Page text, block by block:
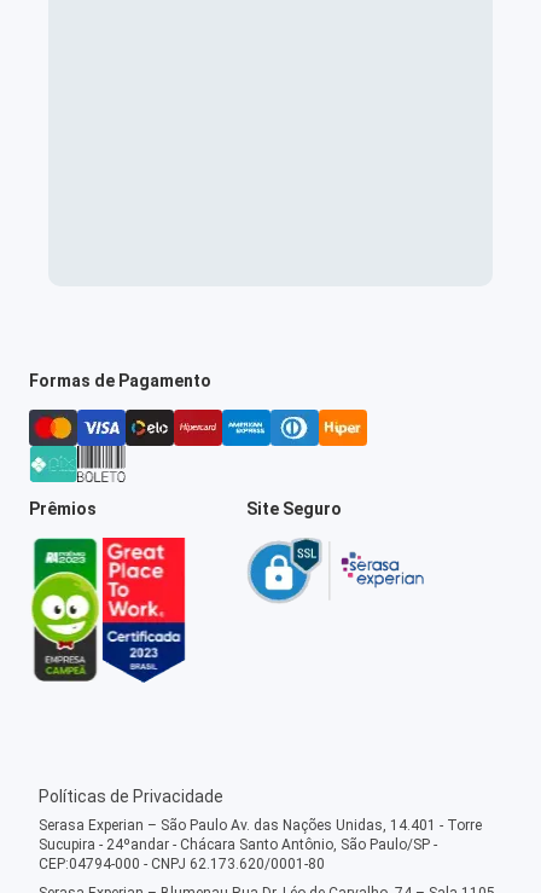
Formas de Pagamento
Prêmios Site Seguro
Políticas de Privacidade
Serasa Experian – São Paulo Av. das Nações Unidas, 14.401 - Torre
Sucupira - 24ºandar - Chácara Santo Antônio, São Paulo/SP -
CEP:04794-000 - CNPJ 62.173.620/0001-80